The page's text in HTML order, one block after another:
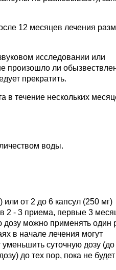
12 месяцев лечения
исследовании или
произошло ли
прекратить.
в течение нескольких
воды.
или от 2 до 6 капсул (250 мг)
2 - 3 приема, первые 3
дозу можно применять один
в начале лечения могут
уменьшить суточную дозу
до тех пор, пока не будет